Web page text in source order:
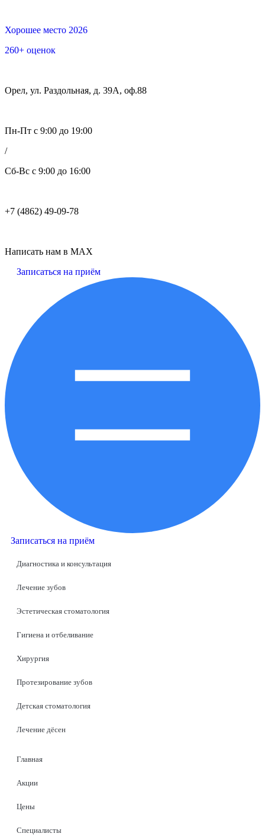
Хорошее место 2026
260+ оценок
Орел, ул. Раздольная, д. 39А, оф.88
Пн-Пт с 9:00 до 19:00
/
Сб-Вс с 9:00 до 16:00
+7 (4862) 49-09-78
Написать нам в MAX
Записаться на приём
Записаться на приём
Диагностика и консультация
Лечение зубов
Эстетическая стоматология
Гигиена и отбеливание
Хирургия
Протезирование зубов
Детская стоматология
Лечение дёсен
Главная
Акции
Цены
Специалисты